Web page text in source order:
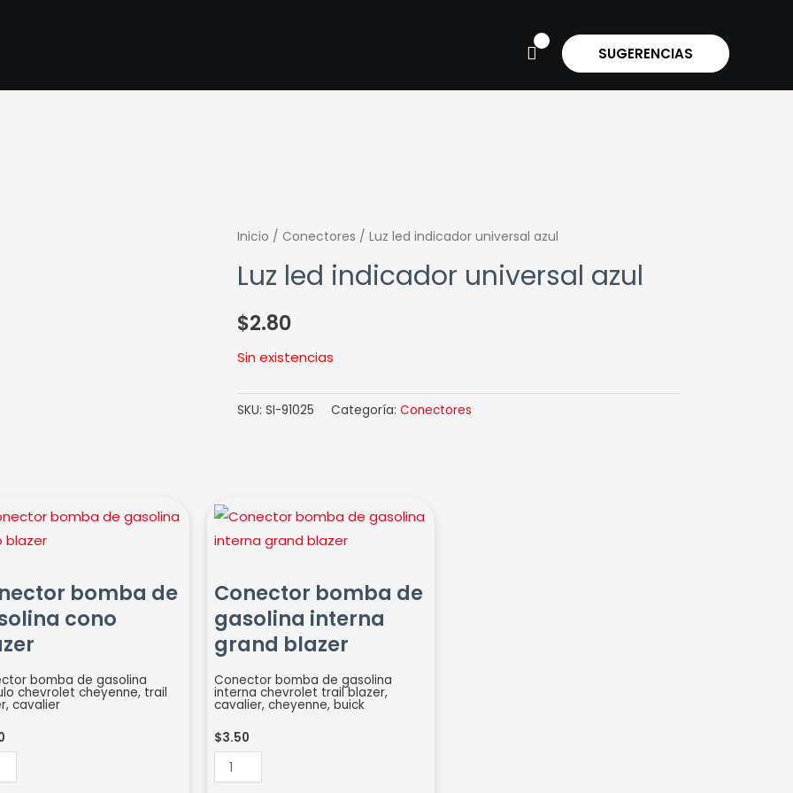
SUGERENCIAS
Inicio / Conectores / Luz led indicador universal azul
Luz led indicador universal azul
$2.80
Sin existencias
SKU: SI-91025 Categoría: Conectores
bomba de
cono
bomba de gasolina
chevrolet cheyenne, trail
cavalier
Conector bomba de
gasolina interna
grand blazer
Conector bomba de gasolina
interna chevrolet trail blazer,
cavalier, cheyenne, buick
$3.50
Conector
bomba
interna
grand
blazer
cantidad